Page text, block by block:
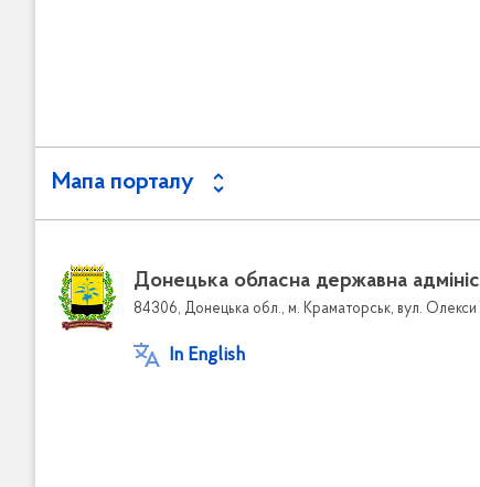
Мапа порталу
Донецька обласна державна
84306, Донецька обл., м. Краматорськ, вул. Олекси
In English